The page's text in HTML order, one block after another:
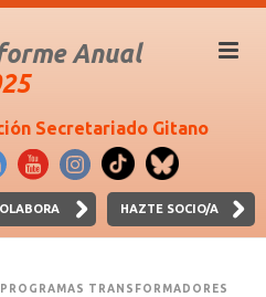
Anual
Secretariado Gitano
HAZTE SOCIO/A
TRANSFORMADORES